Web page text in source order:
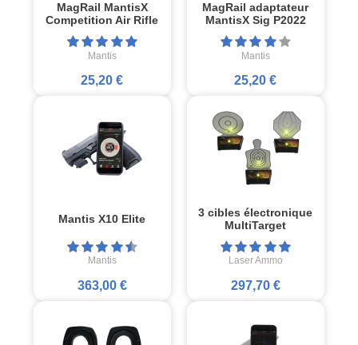
MagRail MantisX
Competition Air Rifle
Mantis
25,20 €
MagRail adaptateur
MantisX Sig P2022
Mantis
25,20 €
Mantis X10 Elite
Mantis
363,00 €
3 cibles électronique
MultiTarget
Laser Ammo
297,70 €